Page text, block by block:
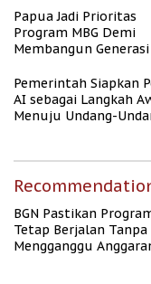
Papua Jadi Prioritas
Program MBG Demi
Membangun Generasi
Pemerintah Siapkan
AI sebagai Langkah
Menuju Undang-
BGN Pastikan
Tetap Berjalan Tanpa
Mengganggu